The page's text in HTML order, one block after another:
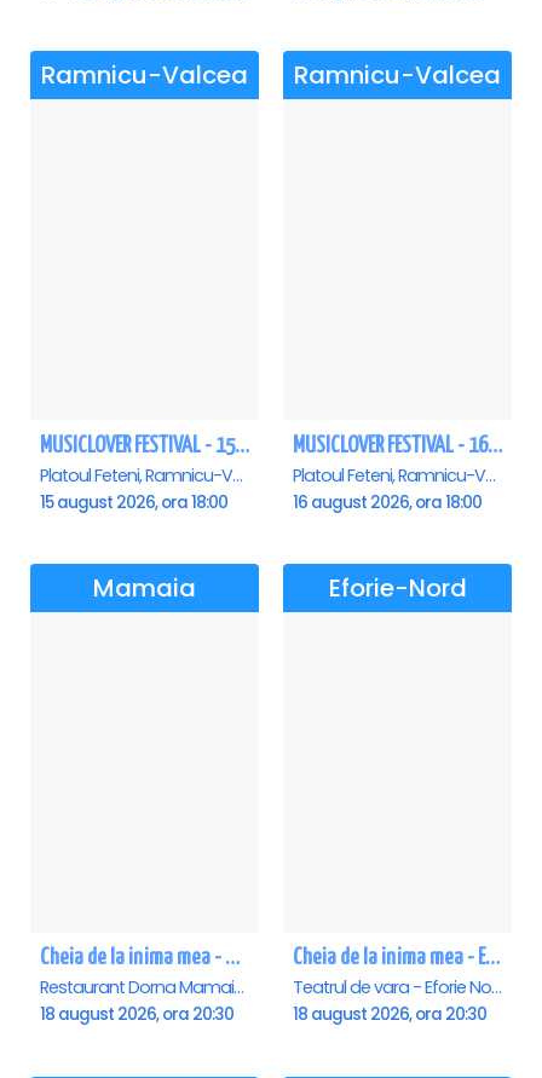
Ramnicu-Valcea
MUSICLOVER FESTIVAL - 15 AUGUST - CONNECT-R, DELIA, RON HEWITT, NICKI M, AURIKA
Platoul Feteni, Ramnicu-Valcea
15 august 2026, ora 18:00
Ramnicu-Valcea
MUSICLOVER FESTIVAL - 16 AUGUST - LEO DE LA ROSIORI SI MARCEL STEFANET & ETHNO REPUBLIC, TUDOR DEEJAY, VARER
Platoul Feteni, Ramnicu-Valcea
16 august 2026, ora 18:00
Mamaia
Cheia de la inima mea - Mamaia
Restaurant Dorna Mamaia, Mamaia
18 august 2026, ora 20:30
Eforie-Nord
Cheia de la inima mea - Eforie Nord
Teatrul de vara - Eforie Nord, Eforie-Nord
18 august 2026, ora 20:30